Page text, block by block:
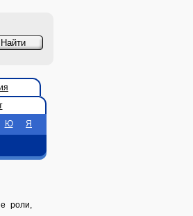
Ю Я
роли,